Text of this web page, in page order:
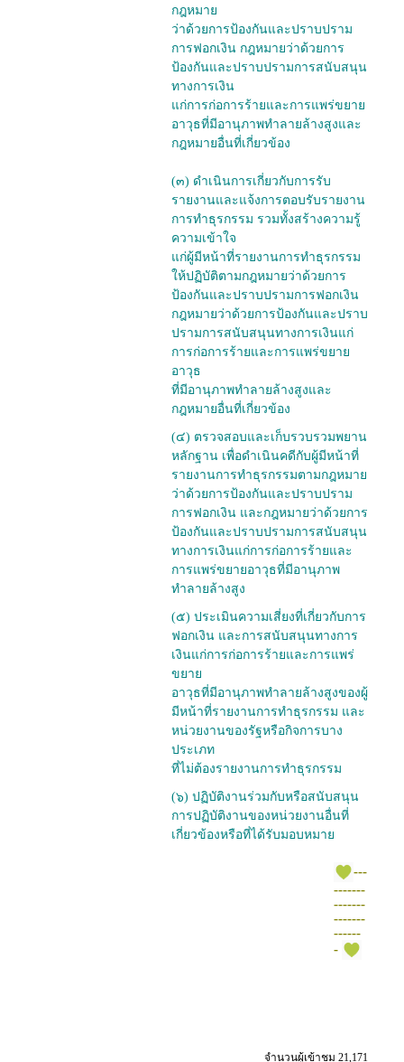
กฎหมาย
ว่าด้วยการป้องกันและปราบปราม
การฟอกเงิน กฎหมายว่าด้วยการ
ป้องกันและปราบปรามการสนับสนุน
ทางการเงิน
แก่การก่อการร้ายและการแพร่ขยาย
อาวุธที่มีอานุภาพทำลายล้างสูงและ
กฎหมายอื่นที่เกี่ยวข้อง
(๓) ดำเนินการเกี่ยวกับการรับ
รายงานและแจ้งการตอบรับรายงาน
การทำธุรกรรม รวมทั้งสร้างความรู้
ความเข้าใจ
แก่ผู้มีหน้าที่รายงานการทำธุรกรรม
ให้ปฏิบัติตามกฎหมายว่าด้วยการ
ป้องกันและปราบปรามการฟอกเงิน
กฎหมายว่าด้วยการป้องกันและปราบ
ปรามการสนับสนุนทางการเงินแก่
การก่อการร้ายและการแพร่ขยาย
อาวุธ
ที่มีอานุภาพทำลายล้างสูงและ
กฎหมายอื่นที่เกี่ยวข้อง
(๔) ตรวจสอบและเก็บรวบรวมพยาน
หลักฐาน เพื่อดำเนินคดีกับผู้มีหน้าที่
รายงานการทำธุรกรรมตามกฎหมาย
ว่าด้วยการป้องกันและปราบปราม
การฟอกเงิน และกฎหมายว่าด้วยการ
ป้องกันและปราบปรามการสนับสนุน
ทางการเงินแก่การก่อการร้ายและ
การแพร่ขยายอาวุธที่มีอานุภาพ
ทำลายล้างสูง
(๕) ประเมินความเสี่ยงที่เกี่ยวกับการ
ฟอกเงิน และการสนับสนุนทางการ
เงินแก่การก่อการร้ายและการแพร่
ขยาย
อาวุธที่มีอานุภาพทำลายล้างสูงของผู้
มีหน้าที่รายงานการทำธุรกรรม และ
หน่วยงานของรัฐหรือกิจการบาง
ประเภท
ที่ไม่ต้องรายงานการทำธุรกรรม
(๖) ปฏิบัติงานร่วมกับหรือสนับสนุน
การปฏิบัติงานของหน่วยงานอื่นที่
เกี่ยวข้องหรือที่ได้รับมอบหมาย
---
-------
-------
-------
------
-
จำนวนผู้เข้าชม 21,171